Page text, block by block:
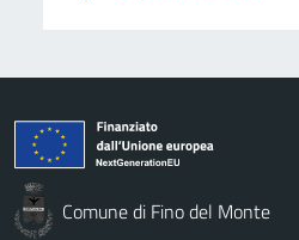
Comune di Fino del Monte